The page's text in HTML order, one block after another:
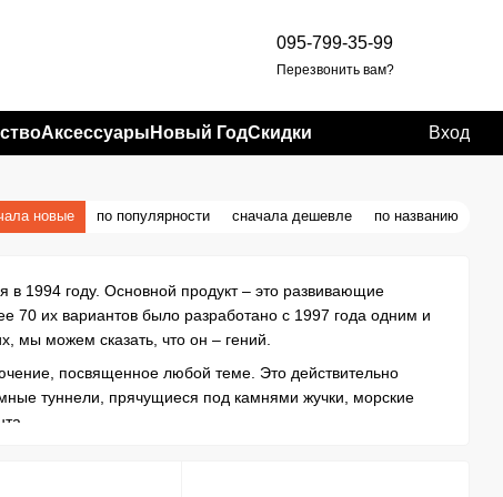
095-799-35-99
Перезвонить вам?
Аксессуары Новый ГодСкидки Вход
новые по популярности сначала дешевле по названию
в 1994 году. Основной продукт – это развивающие
70 их вариантов было разработано с 1997 года одним и
мы можем сказать, что он – гений.
посвященное любой теме. Это действительно
туннели, прячущиеся под камнями жучки, морские